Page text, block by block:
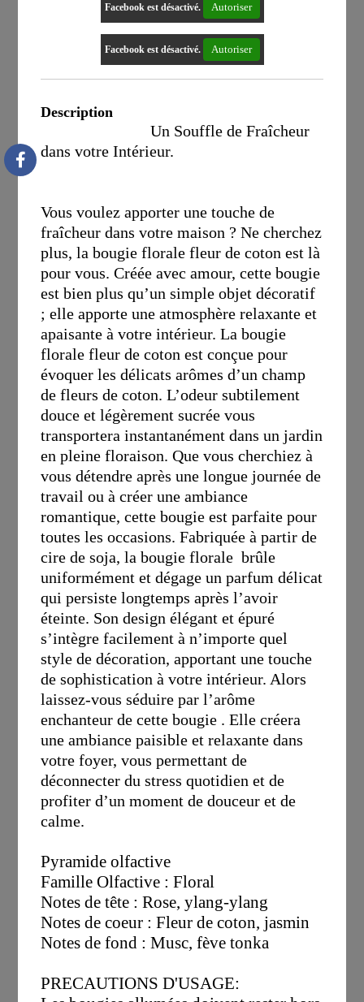
Facebook est désactivé. Autoriser
Facebook est désactivé. Autoriser
Description
Un Souffle de Fraîcheur
dans votre Intérieur.
Vous voulez apporter une touche de
fraîcheur dans votre maison ? Ne cherchez
plus, la bougie florale fleur de coton est là
pour vous. Créée avec amour, cette bougie
est bien plus qu’un simple objet décoratif
; elle apporte une atmosphère relaxante et
apaisante à votre intérieur. La bougie
florale fleur de coton est conçue pour
évoquer les délicats arômes d’un champ
de fleurs de coton. L’odeur subtilement
douce et légèrement sucrée vous
transportera instantanément dans un jardin
en pleine floraison. Que vous cherchiez à
vous détendre après une longue journée de
travail ou à créer une ambiance
romantique, cette bougie est parfaite pour
toutes les occasions. Fabriquée à partir de
cire de soja, la bougie florale brûle
uniformément et dégage un parfum délicat
qui persiste longtemps après l’avoir
éteinte. Son design élégant et épuré
s’intègre facilement à n’importe quel
style de décoration, apportant une touche
de sophistication à votre intérieur. Alors
laissez-vous séduire par l’arôme
enchanteur de cette bougie . Elle créera
une ambiance paisible et relaxante dans
votre foyer, vous permettant de
déconnecter du stress quotidien et de
profiter d’un moment de douceur et de
calme.
Pyramide olfactive
Famille Olfactive : Floral
Notes de tête : Rose, ylang-ylang
Notes de coeur : Fleur de coton, jasmin
Notes de fond : Musc, fève tonka
PRECAUTIONS D'USAGE: